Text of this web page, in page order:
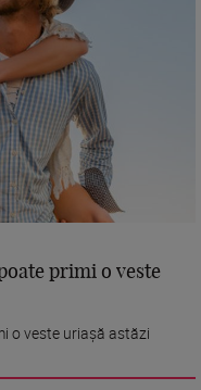
primi o veste
o veste uriașă astăzi